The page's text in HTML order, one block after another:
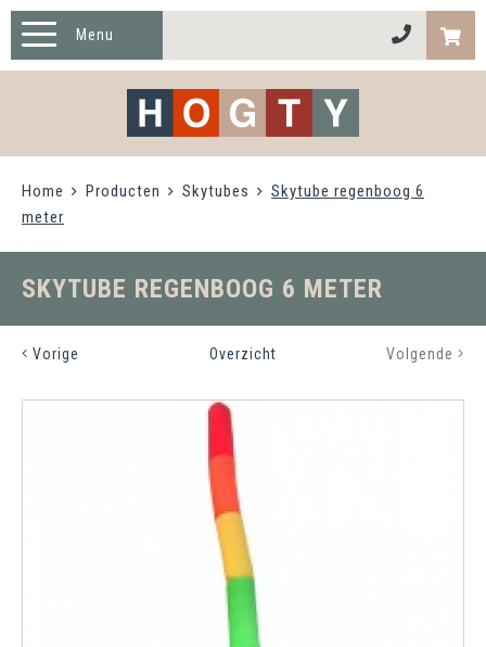
Menu
TWISTER XL
CONTACT
Home Producten Skytubes
Skytube regenboog 6
meter
SKYTUBE REGENBOOG 6 METER
Vorige Overzicht Volgende